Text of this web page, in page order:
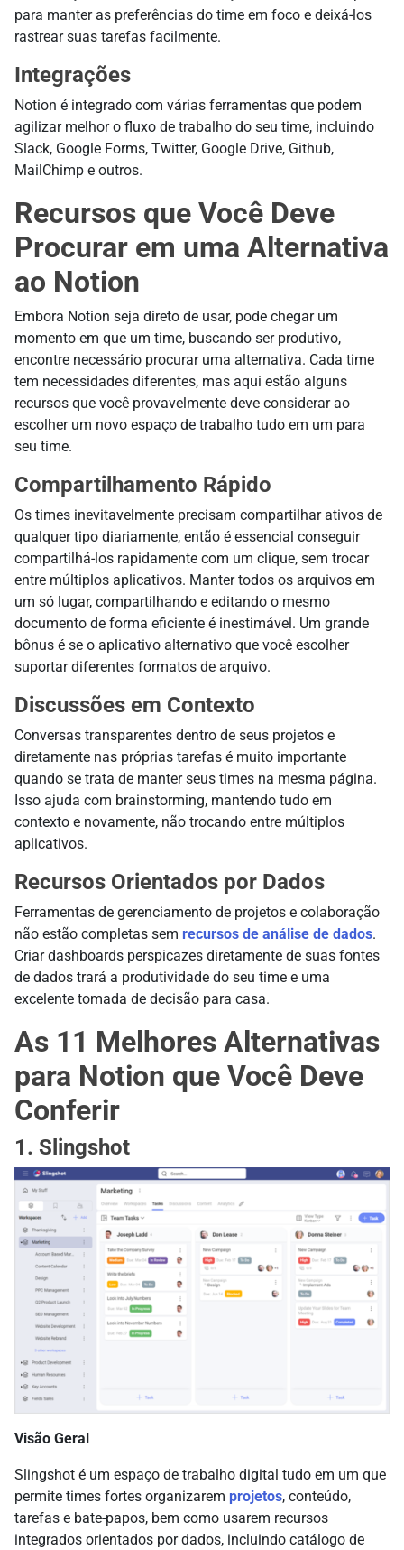
para manter as preferências do time em foco e deixá-los
rastrear suas tarefas facilmente.
Integrações
Notion é integrado com várias ferramentas que podem
agilizar melhor o fluxo de trabalho do seu time, incluindo
Slack, Google Forms, Twitter, Google Drive, Github,
MailChimp e outros.
Recursos que Você Deve
Procurar em uma Alternativa
ao Notion
Embora Notion seja direto de usar, pode chegar um
momento em que um time, buscando ser produtivo,
encontre necessário procurar uma alternativa. Cada time
tem necessidades diferentes, mas aqui estão alguns
recursos que você provavelmente deve considerar ao
escolher um novo espaço de trabalho tudo em um para
seu time.
Compartilhamento Rápido
Os times inevitavelmente precisam compartilhar ativos de
qualquer tipo diariamente, então é essencial conseguir
compartilhá-los rapidamente com um clique, sem trocar
entre múltiplos aplicativos. Manter todos os arquivos em
um só lugar, compartilhando e editando o mesmo
documento de forma eficiente é inestimável. Um grande
bônus é se o aplicativo alternativo que você escolher
suportar diferentes formatos de arquivo.
Discussões em Contexto
Conversas transparentes dentro de seus projetos e
diretamente nas próprias tarefas é muito importante
quando se trata de manter seus times na mesma página.
Isso ajuda com brainstorming, mantendo tudo em
contexto e novamente, não trocando entre múltiplos
aplicativos.
Recursos Orientados por Dados
Ferramentas de gerenciamento de projetos e colaboração
não estão completas sem recursos de análise de dados.
Criar dashboards perspicazes diretamente de suas fontes
de dados trará a produtividade do seu time e uma
excelente tomada de decisão para casa.
As 11 Melhores Alternativas
para Notion que Você Deve
Conferir
1. Slingshot
Visão Geral
Slingshot é um espaço de trabalho digital tudo em um que
permite times fortes organizarem projetos, conteúdo,
tarefas e bate-papos, bem como usarem recursos
integrados orientados por dados, incluindo catálogo de